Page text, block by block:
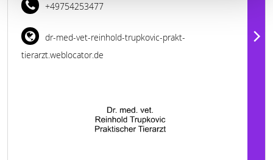
+49754253477
dr-med-vet-reinhold-trupkovic-prakt-
tierarzt.weblocator.de